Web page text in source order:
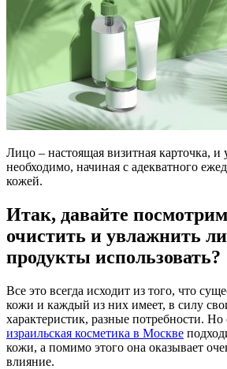
Лицо – настоящая визитная карточка, и
необходимо, начиная с адекватного
кожей.
Итак, давайте
очистить и увлажнить
продукты использовать?
Все это всегда исходит из того, что
кожи и каждый из них имеет, в силу
характеристик, разные потребности. Но
израильская косметика в Москве
кожи, а помимо этого она оказывает
влияние.